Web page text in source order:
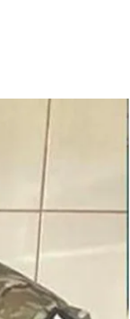
украинцев
на
пошел
подавления